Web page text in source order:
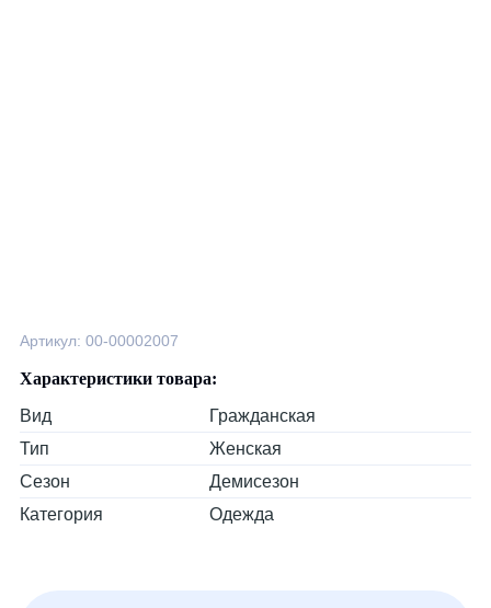
Артикул: 00-00002007
Характеристики товара:
Вид
Гражданская
Тип
Женская
Сезон
Демисезон
Категория
Одежда